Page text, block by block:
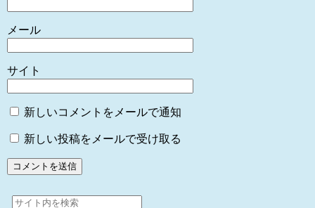
メール
サイト
新しいコメントをメールで通知
新しい投稿をメールで受け取る